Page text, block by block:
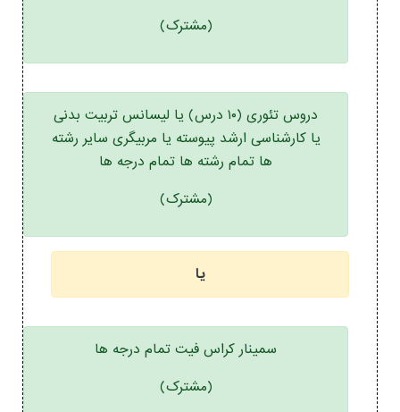
(مشترک)
دروس تئوری (۱۰ درس) یا لیسانس تربیت بدنی
یا کارشناسی ارشد پیوسته یا مربیگری سایر رشته
ها تمام رشته ها تمام درجه ها
(مشترک)
یا
سمینار کراس فیت تمام درجه ها
(مشترک)